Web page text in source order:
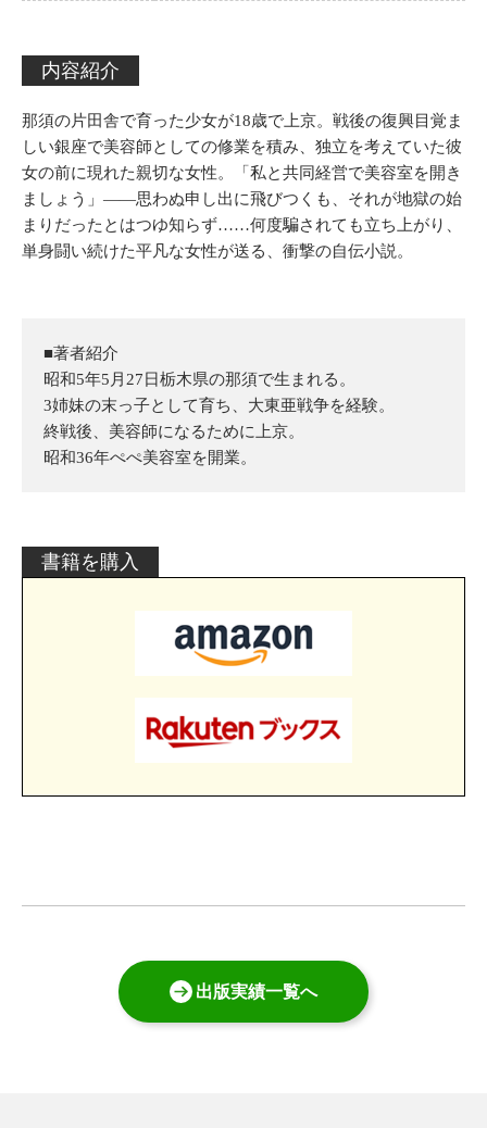
内容紹介
那須の片田舎で育った少女が18歳で上京。戦後の復興目覚ま
しい銀座で美容師としての修業を積み、独立を考えていた彼
女の前に現れた親切な女性。「私と共同経営で美容室を開き
ましょう」――思わぬ申し出に飛びつくも、それが地獄の始
まりだったとはつゆ知らず……何度騙されても立ち上がり、
単身闘い続けた平凡な女性が送る、衝撃の自伝小説。
■著者紹介
昭和5年5月27日栃木県の那須で生まれる。
3姉妹の末っ子として育ち、大東亜戦争を経験。
終戦後、美容師になるために上京。
昭和36年ぺぺ美容室を開業。
書籍を購入
出版実績一覧へ